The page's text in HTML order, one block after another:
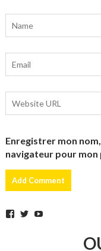
Enregistrer mon
navigateur pour
Facebook
TwitterYouTube